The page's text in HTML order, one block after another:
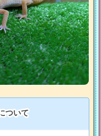
ついて